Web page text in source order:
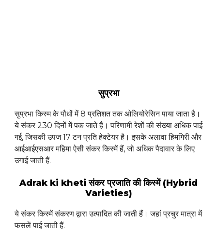
सुप्रभा
सुप्रभा किस्म के पौधों में 8 प्रतिशत तक ओलियोरेसिन पाया जाता है।
ये संकर 230 दिनों में पक जाते हैं। परिणामी रेशों की संख्या अधिक पाई
गई, जिसकी उपज 17 टन प्रति हेक्टेयर है। इसके अलावा हिमगिरी और
आईआईएसआर महिमा ऐसी संकर किस्में हैं, जो अधिक पैदावार के लिए
उगाई जाती हैं.
Adrak ki kheti संकर प्रजाति की किस्में (Hybrid
Varieties)
ये संकर किस्में संकरण द्वारा उत्पादित की जाती हैं। जहां प्रचुर मात्रा में
फसलें पाई जाती हैं.